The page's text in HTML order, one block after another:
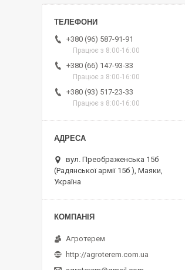
+380 (96) 587-91-91
Працює з 8:00-16:00
+380 (66) 147-93-33
Працює з 8:00-16:00
+380 (93) 517-23-33
Працює з 8:00-16:00
вул. Преображенська 15б
(Радянської армії 15б ), Маяки,
Україна
Агротерем
http://agroterem.com.ua